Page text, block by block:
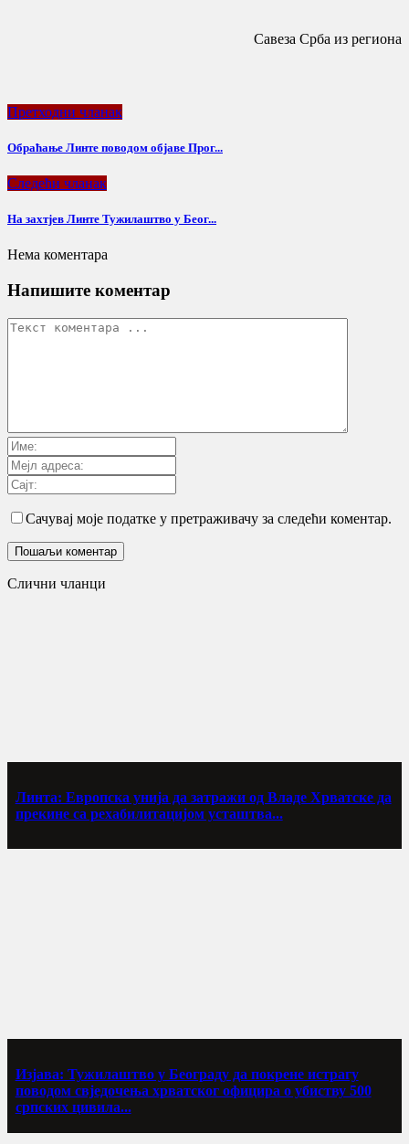
Савеза Срба из региона
Претходни чланак
Обраћање Линте поводом објаве Прог...
Следећи чланак
На захтјев Линте Тужилаштво у Беог...
Нема коментара
Напишите коментар
Сачувај моје податке у претраживачу за следећи коментар.
Слични чланци
Линта: Европска унија да затражи од Владе Хрватске да
прекине са рехабилитацијом усташтва...
Изјава: Тужилаштво у Београду да покрене истрагу
поводом свједочења хрватског официра о убиству 500
српских цивила...